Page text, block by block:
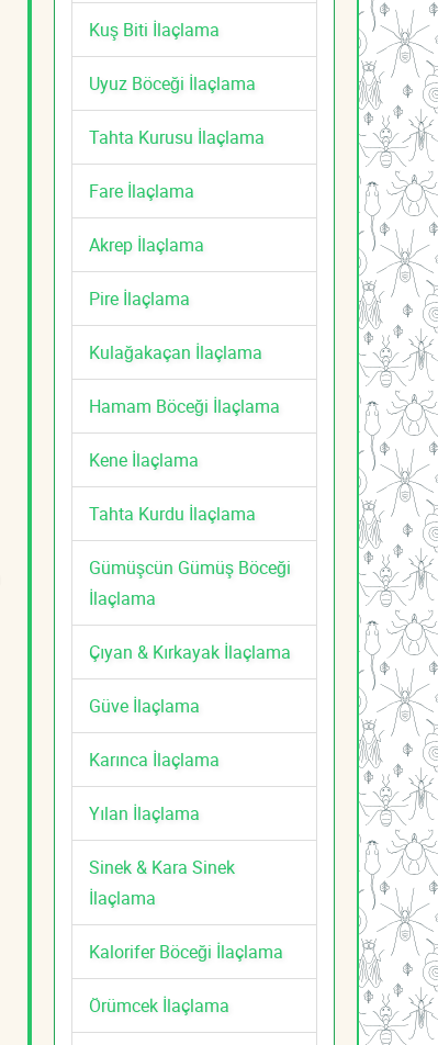
Kuş Biti İlaçlama
Uyuz Böceği İlaçlama
Tahta Kurusu İlaçlama
Fare İlaçlama
Akrep İlaçlama
Pire İlaçlama
Kulağakaçan İlaçlama
Hamam Böceği İlaçlama
Kene İlaçlama
Tahta Kurdu İlaçlama
Gümüşcün Gümüş Böceği
İlaçlama
Çıyan & Kırkayak İlaçlama
Güve İlaçlama
Karınca İlaçlama
Yılan İlaçlama
Sinek & Kara Sinek
İlaçlama
Kalorifer Böceği İlaçlama
Örümcek İlaçlama